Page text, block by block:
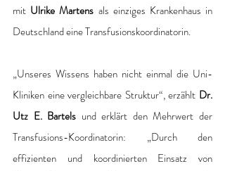
mit Ulrike Martens als einziges Krankenhaus in
Deutschland eine Transfusionskoordinatorin.
„Unseres Wissens haben nicht einmal die Uni-
Kliniken eine vergleichbare Struktur“, erzählt Dr.
Utz E. Bartels und erklärt den Mehrwert der
Transfusions-Koordinatorin: „Durch den
effizienten und koordinierten Einsatz von